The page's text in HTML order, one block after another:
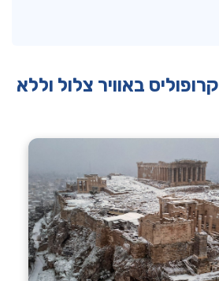
באוויר צלול וללא